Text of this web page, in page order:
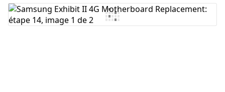
Ajouter un commentaire